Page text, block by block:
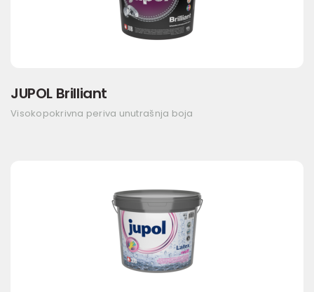
JUPOL Brilliant
Visokopokrivna periva unutrašnja boja